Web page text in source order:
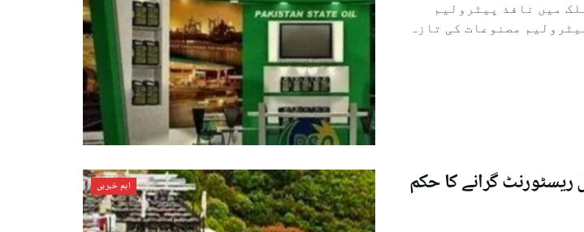
میں نافذ پیٹرولیم
مصنوعات کی تازہ
اہم خبریں
ریسٹورنٹ گرانے کا حکم